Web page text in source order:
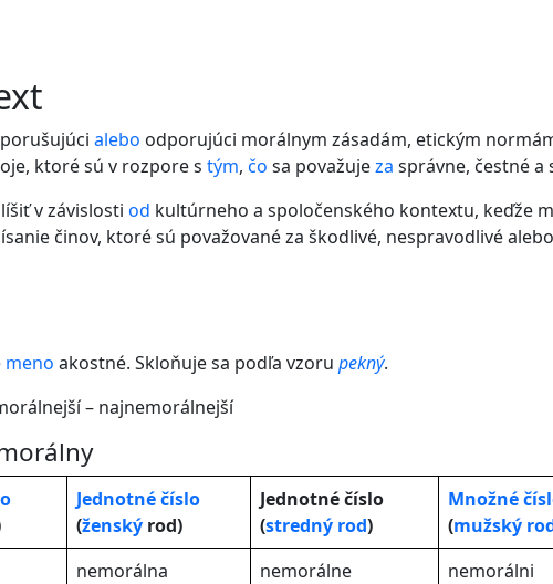
alebo odporujúci morálnym zásadám, etickým
ktoré sú v rozpore s tým, čo sa považujeza správne, čestné a
v závislosti od kultúrneho a spoločenského kontextu, keďže
činov, ktoré sú považované za škodlivé, nespravodlivé
meno akostné. Skloňuje sa podľa vzoru pekný.
– najnemorálnejší
Jednotné číslo
(ženský rod)
Jednotné číslo
(stredný rod)
Množné
(mužský
nemorálna nemorálne nemorálni